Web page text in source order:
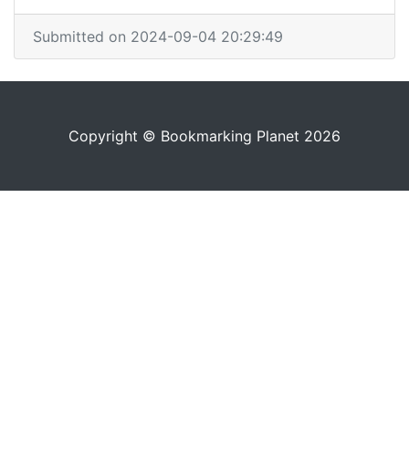
Submitted on 2024-09-04 20:29:49
Copyright © Bookmarking Planet 2026